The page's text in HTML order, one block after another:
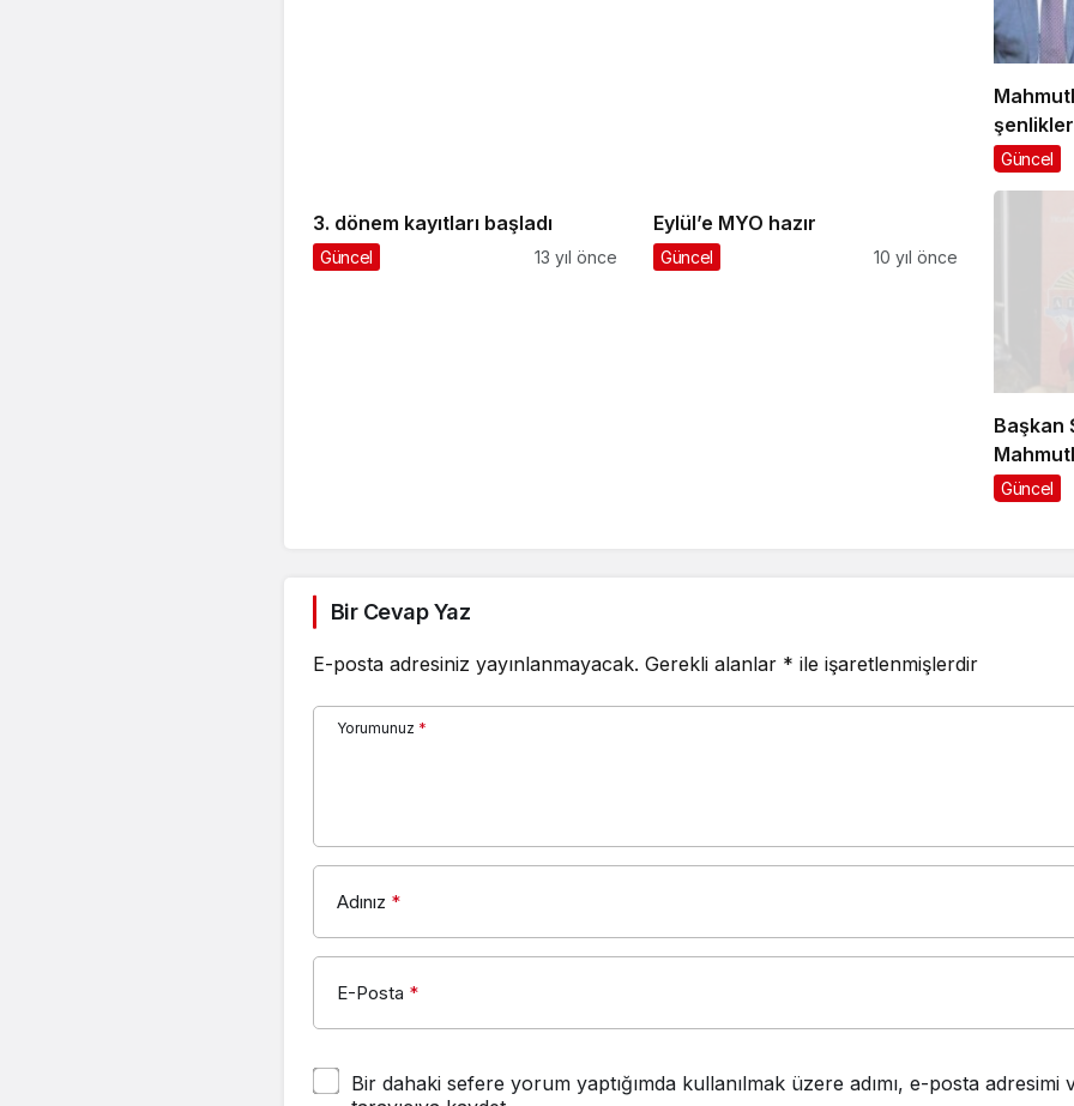
Güncel
3. dönem kayıtları başladı
Güncel 13 yıl önce
Eylül’e MYO hazır
Güncel 10 yıl önce
Başkan
Güncel
Bir Cevap Yaz
E-posta adresiniz yayınlanmayacak. Gerekli alanlar * ile işaretlenmişlerdir
Yorumunuz *
Adınız *
E-Posta *
Bir dahaki sefere yorum yaptığımda kullanılmak üzere adımı, e-posta